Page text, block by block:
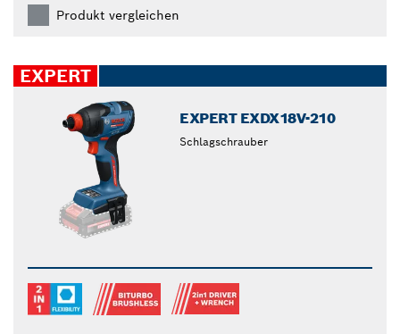
Produkt vergleichen
EXPERT
EXPERT EXDX18V-210
Schlagschrauber